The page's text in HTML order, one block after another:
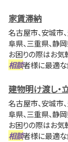
家賃滞納
名古屋市、安城市
阜県、三重県、静
お困りの際はお気
相談者様に最適な
建物明け渡し・
名古屋市、安城市
阜県、三重県、静
お困りの際はお気
相談者様に最適な